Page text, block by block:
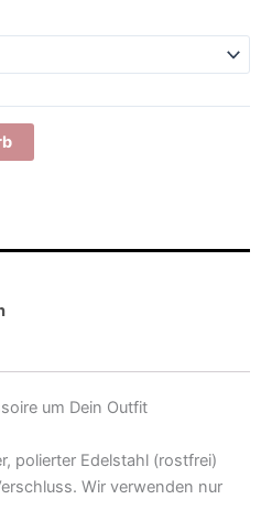
um Dein Outfit
polierter Edelstahl (rostfrei)
Wir verwenden nur